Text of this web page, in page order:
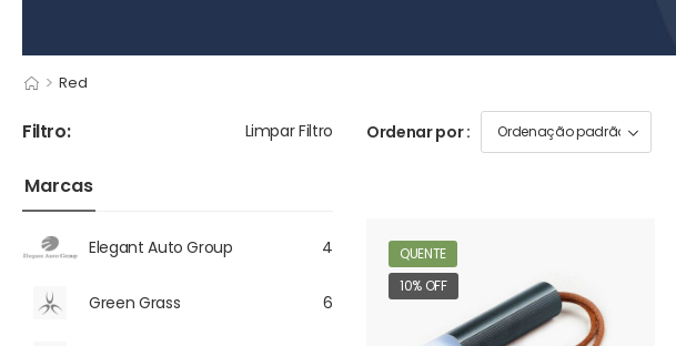
> Red
Filtro: Limpar Filtro
Marcas
Elegant Auto Group 4
Green Grass 6
Ordenar por :
QUENTE
10% OFF